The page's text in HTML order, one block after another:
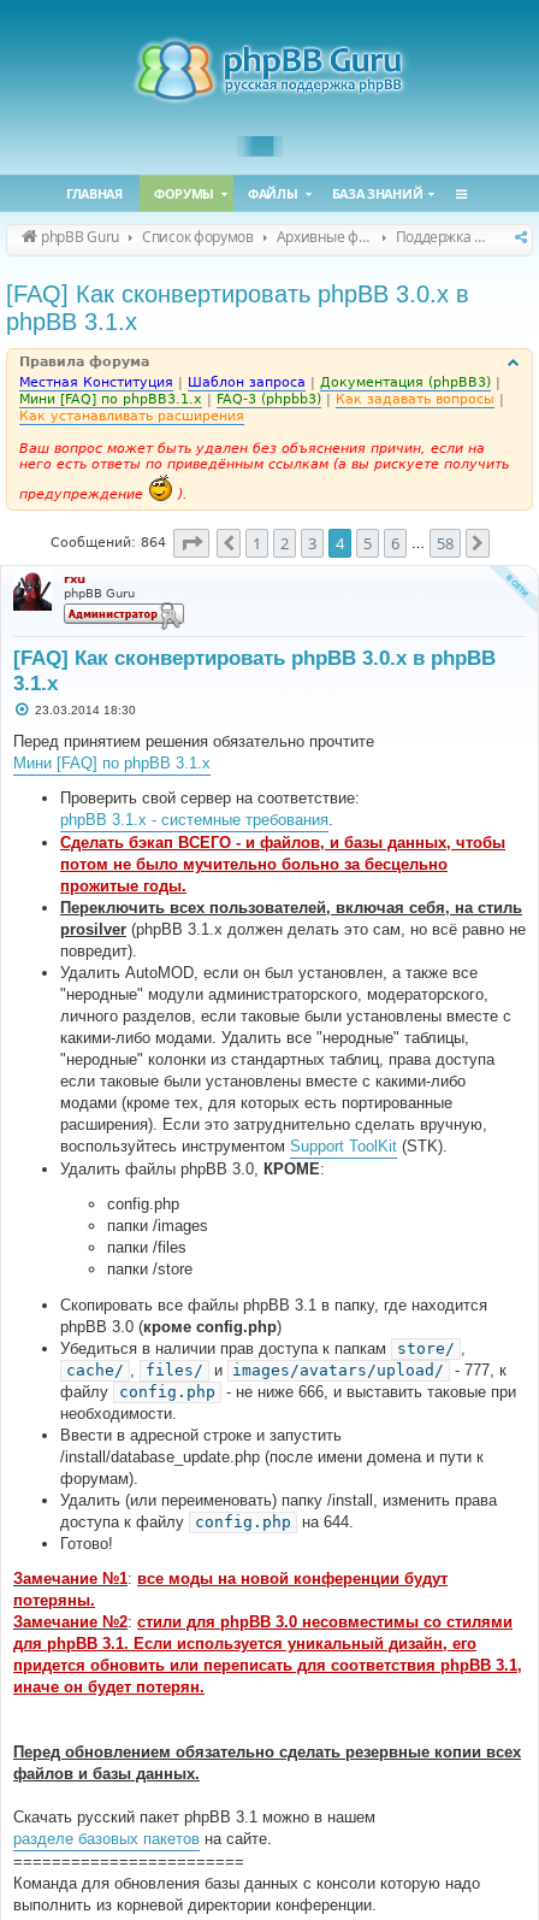
ГЛАВНАЯ ФОРУМЫ ФАЙЛЫ БАЗА ЗНАНИЙ
phpBB Guru Список форумов Архивные форумы Поддержка phpBB 3.1.x
[FAQ] Как сконвертировать phpBB 3.0.х в
phpBB 3.1.х
Правила форума
Местная Конституция | Шаблон запроса | Документация (phpBB3) |
Мини [FAQ] по phpBB3.1.x | FAQ-3 (phpbb3) | Как задавать вопросы |
Как устанавливать расширения
Ваш вопрос может быть удален без объяснения причин, если на
него есть ответы по приведённым ссылкам (а вы рискуете получить
предупреждение
).
Сообщений: 864 Страница 4из58
Пред.
1 2 3 4 5 6 58
rxu
phpBB Guru
[FAQ] Как сконвертировать phpBB 3.0.х в phpBB
3.1.х
С
о
б
щ
е
23.03.2014 18:30
Перед принятием решения обязательно прочтите
Мини [FAQ] по phpBB 3.1.x
Проверить свой сервер на соответствие:
phpBB 3.1.x - системные требования.
Сделать бэкап ВСЕГО - и файлов, и базы данных, чтобы
потом не было мучительно больно за бесцельно
прожитые годы.
Переключить всех пользователей, включая себя, на стиль
prosilver (phpBB 3.1.х должен делать это сам, но всё равно не
повредит).
Удалить AutoMOD, если он был установлен, а также все
"неродные" модули администраторского, модераторского,
личного разделов, если таковые были установлены вместе с
какими-либо модами. Удалить все "неродные" таблицы,
"неродные" колонки из стандартных таблиц, права доступа
если таковые были установлены вместе с какими-либо
модами (кроме тех, для которых есть портированные
расширения). Если это затруднительно сделать вручную,
воспользуйтесь инструментом Support ToolKit (STK).
Удалить файлы phpBB 3.0, КРОМЕ:
config.php
папки /images
папки /files
папки /store
Скопировать все файлы phpBB 3.1 в папку, где находится
phpBB 3.0 (кроме config.php)
Убедиться в наличии прав доступа к папкам
store/
cache/
files/ и images/avatars/upload/
- 777, к
файлу
config.php
- не ниже 666, и выставить таковые при
необходимости.
Ввести в адресной строке и запустить
/install/database_update.php (после имени домена и пути к
форумам).
Удалить (или переименовать) папку /install, изменить права
доступа к файлу
config.php
на 644.
Готово!
Замечание №1: все моды на новой конференции будут
потеряны.
Замечание №2: стили для phpBB 3.0 несовместимы со стилями
для phpBB 3.1. Если используется уникальный дизайн, его
придется обновить или переписать для соответствия phpBB 3.1,
иначе он будет потерян.
Перед обновлением обязательно сделать резервные копии всех
файлов и базы данных.
Скачать русский пакет phpBB 3.1 можно в нашем
разделе базовых пакетов на сайте.
========================
Команда для обновления базы данных с консоли которую надо
выполнить из корневой директории конференции.